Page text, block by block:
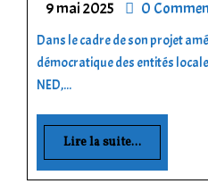
9 mai 2025 0
Dans le cadre de son projet
démocratique des entités
NED,...
Lire la suite...